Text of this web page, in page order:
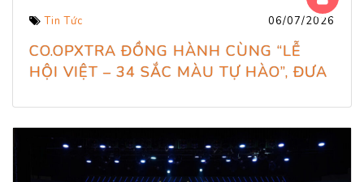
Tin Tức 06/07/2026
CO.OPXTRA ĐỒNG HÀNH CÙNG “LỄ
HỘI VIỆT – 34 SẮC MÀU TỰ HÀO”, ĐƯA
TRÌNH MUA SẮM